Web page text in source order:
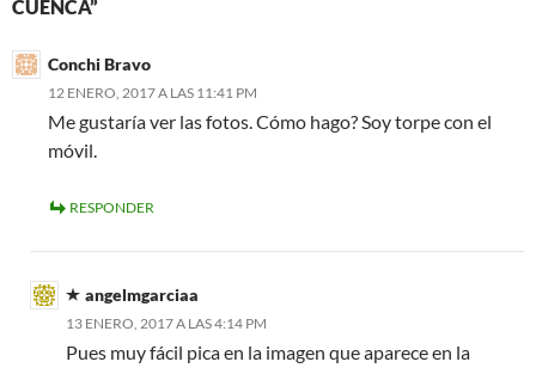
CUENCA”
Conchi Bravo
12 ENERO, 2017 A LAS 11:41 PM
Me gustaría ver las fotos. Cómo hago? Soy torpe con el
móvil.
RESPONDER
angelmgarciaa
13 ENERO, 2017 A LAS 4:14 PM
Pues muy fácil pica en la imagen que aparece en la